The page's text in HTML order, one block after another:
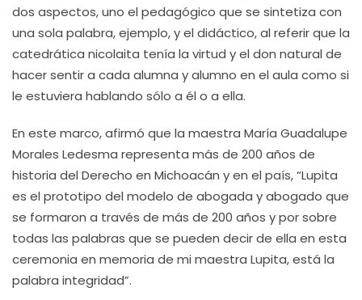
dos aspectos, uno el pedagógico que se sintetiza con
una sola palabra, ejemplo, y el didáctico, al referir que la
catedrática nicolaita tenía la virtud y el don natural de
hacer sentir a cada alumna y alumno en el aula como si
le estuviera hablando sólo a él o a ella.
En este marco, afirmó que la maestra María Guadalupe
Morales Ledesma representa más de 200 años de
historia del Derecho en Michoacán y en el país, “Lupita
es el prototipo del modelo de abogada y abogado que
se formaron a través de más de 200 años y por sobre
todas las palabras que se pueden decir de ella en esta
ceremonia en memoria de mi maestra Lupita, está la
palabra integridad”.